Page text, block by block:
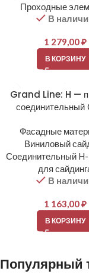
Проходные
В
1 279,00₽
В КОРЗИНУ
Grand Line: H —
Фасадные
Виниловый
Соединительный
для
В
1 163,00₽
В КОРЗИНУ
Популярный